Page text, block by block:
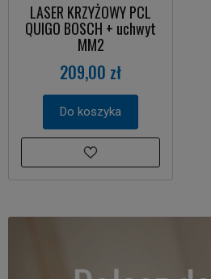
LASER KRZYŻOWY PCL
QUIGO BOSCH + uchwyt
MM2
209,00 zł
Do koszyka